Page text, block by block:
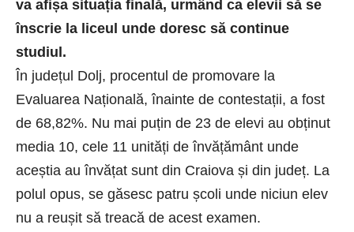
va afișa situația finală, urmând ca elevii să se
înscrie la liceul unde doresc să continue
studiul.
În județul Dolj, procentul de promovare la
Evaluarea Națională, înainte de contestații, a fost
de 68,82%. Nu mai puțin de 23 de elevi au obținut
media 10, cele 11 unități de învățământ unde
aceștia au învățat sunt din Craiova și din județ. La
polul opus, se găsesc patru școli unde niciun elev
nu a reușit să treacă de acest examen.